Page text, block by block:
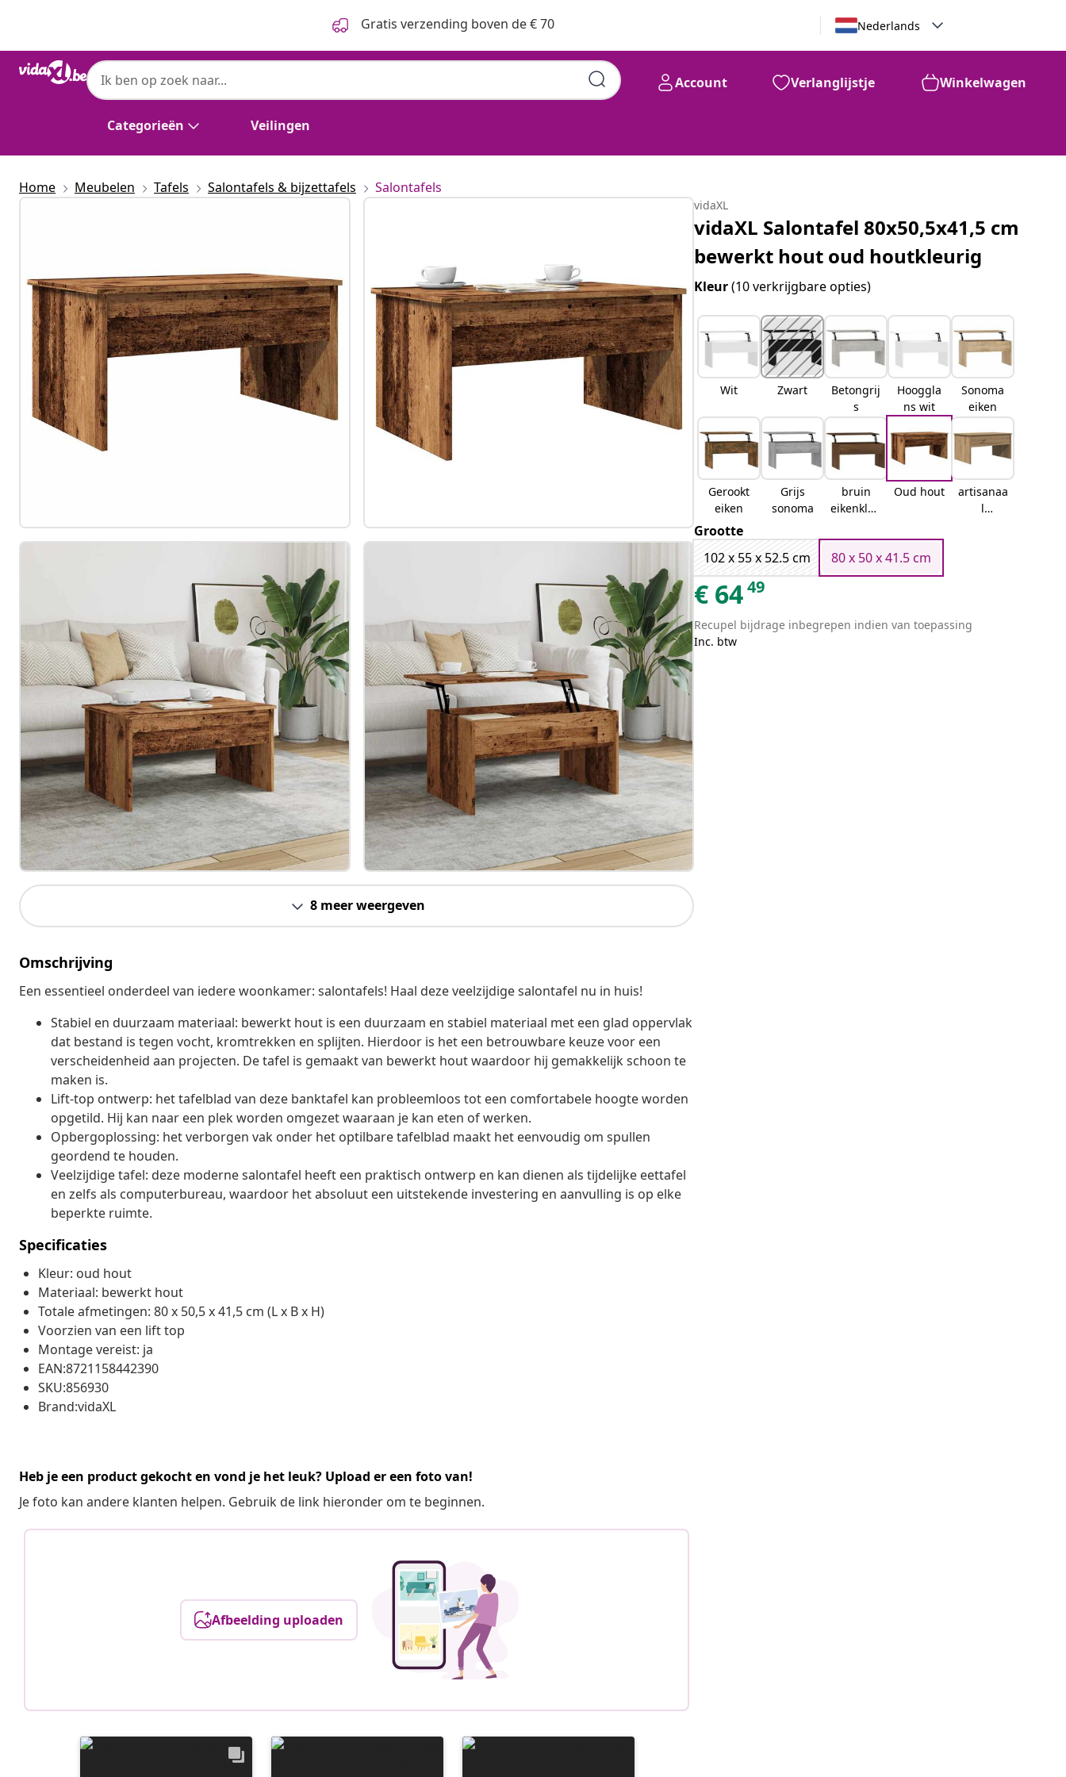
Gratis verzending boven de € 70 Nederlands
Categorieën Veilingen
Account Verlanglijstje Winkelwagen
Home Meubelen Tafels Salontafels & bijzettafels Salontafels
8 meer weergeven
Omschrijving
Een essentieel onderdeel van iedere woonkamer: salontafels! Haal deze veelzijdige salontafel nu in huis!
Stabiel en duurzaam materiaal: bewerkt hout is een duurzaam en stabiel materiaal met een glad oppervlak
dat bestand is tegen vocht, kromtrekken en splijten. Hierdoor is het een betrouwbare keuze voor een
verscheidenheid aan projecten. De tafel is gemaakt van bewerkt hout waardoor hij gemakkelijk schoon te
maken is.
Lift-top ontwerp: het tafelblad van deze banktafel kan probleemloos tot een comfortabele hoogte worden
opgetild. Hij kan naar een plek worden omgezet waaraan je kan eten of werken.
Opbergoplossing: het verborgen vak onder het optilbare tafelblad maakt het eenvoudig om spullen
geordend te houden.
Veelzijdige tafel: deze moderne salontafel heeft een praktisch ontwerp en kan dienen als tijdelijke eettafel
en zelfs als computerbureau, waardoor het absoluut een uitstekende investering en aanvulling is op elke
beperkte ruimte.
Specificaties
Kleur: oud hout
Materiaal: bewerkt hout
Totale afmetingen: 80 x 50,5 x 41,5 cm (L x B x H)
Voorzien van een lift top
Montage vereist: ja
EAN:8721158442390
SKU:856930
Brand:vidaXL
Heb je een product gekocht en vond je het leuk? Upload er een foto van!
Je foto kan andere klanten helpen. Gebruik de link hieronder om te beginnen.
Afbeelding uploaden
vidaXL
vidaXL Salontafel 80x50,5x41,5 cm
bewerkt hout oud houtkleurig
Kleur(10 verkrijgbare opties)
Wit Zwart
Betongrij
s
Hooggla
ns wit
Sonoma
eiken
Gerookt
eiken
Grijs
sonoma
bruin
eikenkleu
Oud hout
artisanaa
l
Grootte
102 x 55 x 52.5 cm
80 x 50 x 41.5 cm
€ 6449
Recupel bijdrage inbegrepen indien van toepassing
Inc. btw